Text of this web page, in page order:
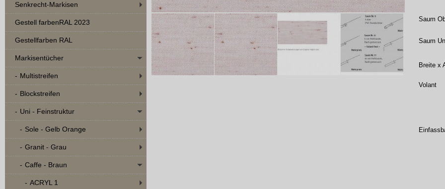
Senkrecht-Markisen
Gestell farbenRAL 2023
Gestellfarben RAL
Markisentücher
Multistreifen
Blockstreifen
Uni - Feinstruktur
Sole - Gelb Orange
Granit - Grau
Caffe - Braun
ACRYL 1
Saum
Saum
Breite x
Volant